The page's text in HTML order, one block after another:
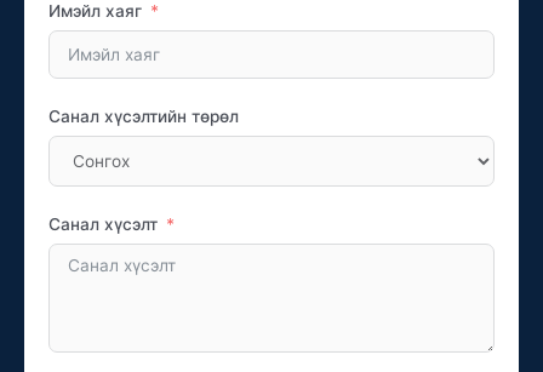
Имэйл хаяг
Санал хүсэлтийн төрөл
Санал хүсэлт